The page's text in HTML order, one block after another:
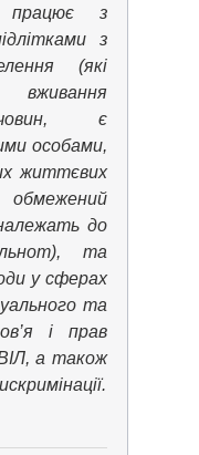
працює з
з
(які
є
особами,
життєвих
до
та
у сферах
та
і прав
а також